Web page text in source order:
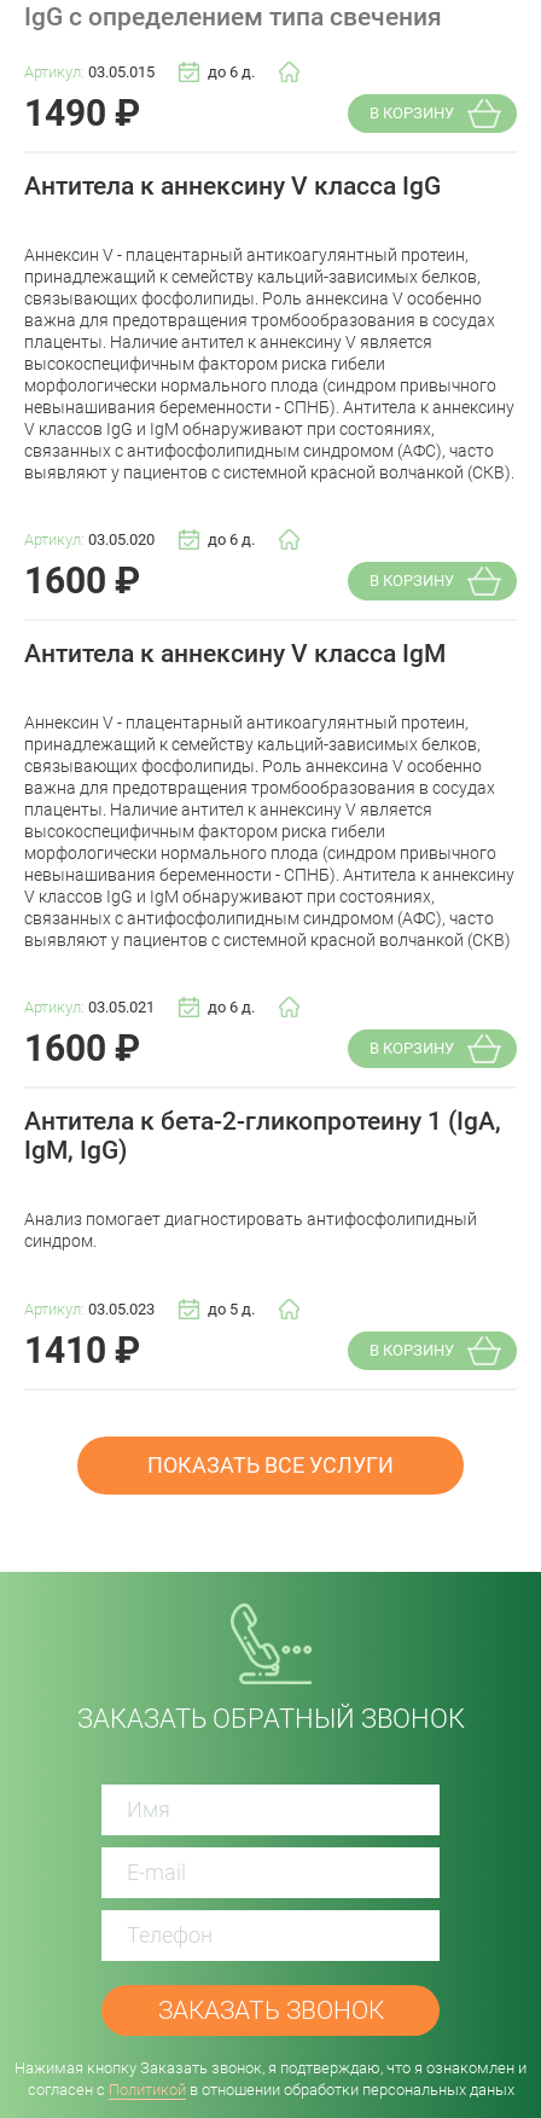
IgG с определением типа свечения
Артикул: 03.05.015 до 6 д.
1490 ₽ В КОРЗИНУ
Антитела к аннексину V класса IgG
Аннексин V - плацентарный антикоагулянтный протеин,
принадлежащий к семейству кальций-зависимых белков,
связывающих фосфолипиды. Роль аннексина V особенно
важна для предотвращения тромбообразования в сосудах
плаценты. Наличие антител к аннексину V является
высокоспецифичным фактором риска гибели
морфологически нормального плода (синдром привычного
невынашивания беременности - СПНБ). Антитела к аннексину
V классов IgG и IgM обнаруживают при состояниях,
связанных с антифосфолипидным синдромом (АФС), часто
выявляют у пациентов с системной красной волчанкой (СКВ).
Артикул: 03.05.020 до 6 д.
1600 ₽ В КОРЗИНУ
Антитела к аннексину V класса IgM
Аннексин V - плацентарный антикоагулянтный протеин,
принадлежащий к семейству кальций-зависимых белков,
связывающих фосфолипиды. Роль аннексина V особенно
важна для предотвращения тромбообразования в сосудах
плаценты. Наличие антител к аннексину V является
высокоспецифичным фактором риска гибели
морфологически нормального плода (синдром привычного
невынашивания беременности - СПНБ). Антитела к аннексину
V классов IgG и IgM обнаруживают при состояниях,
связанных с антифосфолипидным синдромом (АФС), часто
выявляют у пациентов с системной красной волчанкой (СКВ)
Артикул: 03.05.021 до 6 д.
1600 ₽ В КОРЗИНУ
Антитела к бета-2-гликопротеину 1 (IgA,
IgM, IgG)
Анализ помогает диагностировать антифосфолипидный
синдром.
Артикул: 03.05.023 до 5 д.
1410 ₽ В КОРЗИНУ
ПОКАЗАТЬ ВСЕ УСЛУГИ
ЗАКАЗАТЬ ОБРАТНЫЙ ЗВОНОК
Нажимая кнопку Заказать звонок, я подтверждаю, что я ознакомлен и
согласен с Политикойв отношении обработки персональных даных